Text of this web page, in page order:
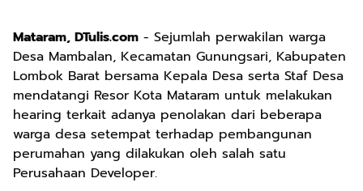
Mataram, DTulis.com - Sejumlah perwakilan warga
Desa Mambalan, Kecamatan Gunungsari, Kabupaten
Lombok Barat bersama Kepala Desa serta Staf Desa
mendatangi Resor Kota Mataram untuk melakukan
hearing terkait adanya penolakan dari beberapa
warga desa setempat terhadap pembangunan
perumahan yang dilakukan oleh salah satu
Perusahaan Developer.